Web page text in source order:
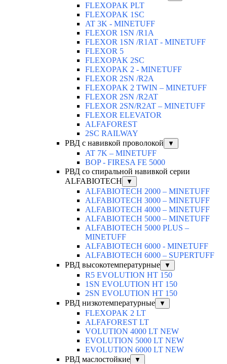
FLEXOPAK PLT
FLEXOPAK 1SС
AT 3K - MINETUFF
FLEXOR 1SN /R1A
FLEXOR 1SN /R1AT - MINETUFF
FLEXOR 5
FLEXOPAK 2SС
FLEXOPAK 2 - MINETUFF
FLEXOR 2SN /R2A
FLEXOPAK 2 TWIN – MINETUFF
FLEXOR 2SN /R2AT
FLEXOR 2SN/R2AT – MINETUFF
FLEXOR ELEVATOR
ALFAFOREST
2SC RAILWAY
РВД с навивкой проволокой
▼
AT 7K – MINETUFF
BOP - FIRESA FE 5000
РВД со спиральной навивкой серии
ALFABIOTECH
▼
ALFABIOTECH 2000 – MINETUFF
ALFABIOTECH 3000 – MINETUFF
ALFABIOTECH 4000 – MINETUFF
ALFABIOTECH 5000 – MINETUFF
ALFABIOTECH 5000 PLUS –
MINETUFF
ALFABIOTECH 6000 - MINETUFF
ALFABIOTECH 6000 – SUPERTUFF
РВД высокотемпературные
▼
R5 EVOLUTION HT 150
1SN EVOLUTION HT 150
2SN EVOLUTION HT 150
РВД низкотемпературные
▼
FLEXOPAK 2 LT
ALFAFOREST LT
VOLUTION 4000 LT NEW
EVOLUTION 5000 LT NEW
EVOLUTION 6000 LT NEW
РВД маслостойкие
▼